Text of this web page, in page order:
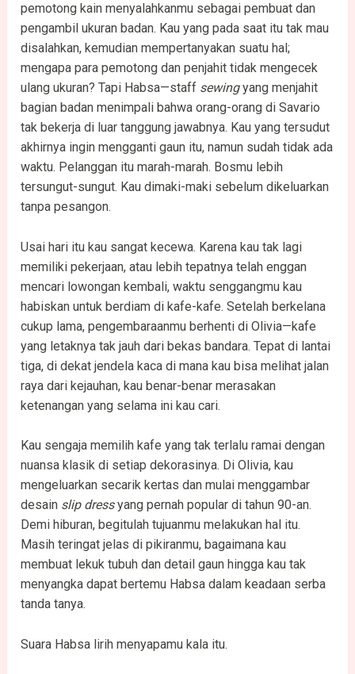
pemotong kain menyalahkanmu sebagai pembuat dan
pengambil ukuran badan. Kau yang pada saat itu tak mau
disalahkan, kemudian mempertanyakan suatu hal;
mengapa para pemotong dan penjahit tidak mengecek
ulang ukuran? Tapi Habsa—staff sewingyang menjahit
bagian badan menimpali bahwa orang-orang di Savario
tak bekerja di luar tanggung jawabnya. Kau yang tersudut
akhirnya ingin mengganti gaun itu, namun sudah tidak ada
waktu. Pelanggan itu marah-marah. Bosmu lebih
tersungut-sungut. Kau dimaki-maki sebelum dikeluarkan
tanpa pesangon.
Usai hari itu kau sangat kecewa. Karena kau tak lagi
memiliki pekerjaan, atau lebih tepatnya telah enggan
mencari lowongan kembali, waktu senggangmu kau
habiskan untuk berdiam di kafe-kafe. Setelah berkelana
cukup lama, pengembaraanmu berhenti di Olivia—kafe
yang letaknya tak jauh dari bekas bandara. Tepat di lantai
tiga, di dekat jendela kaca di mana kau bisa melihat jalan
raya dari kejauhan, kau benar-benar merasakan
ketenangan yang selama ini kau cari.
Kau sengaja memilih kafe yang tak terlalu ramai dengan
nuansa klasik di setiap dekorasinya. Di Olivia, kau
mengeluarkan secarik kertas dan mulai menggambar
desain slip dressyang pernah popular di tahun 90-an.
Demi hiburan, begitulah tujuanmu melakukan hal itu.
Masih teringat jelas di pikiranmu, bagaimana kau
membuat lekuk tubuh dan detail gaun hingga kau tak
menyangka dapat bertemu Habsa dalam keadaan serba
tanda tanya.
Suara Habsa lirih menyapamu kala itu.